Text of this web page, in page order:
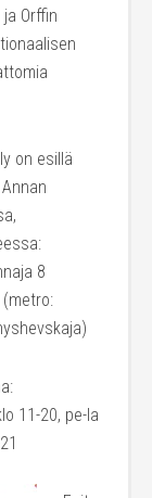
Orffin
on esillä
8
11-20, pe-la